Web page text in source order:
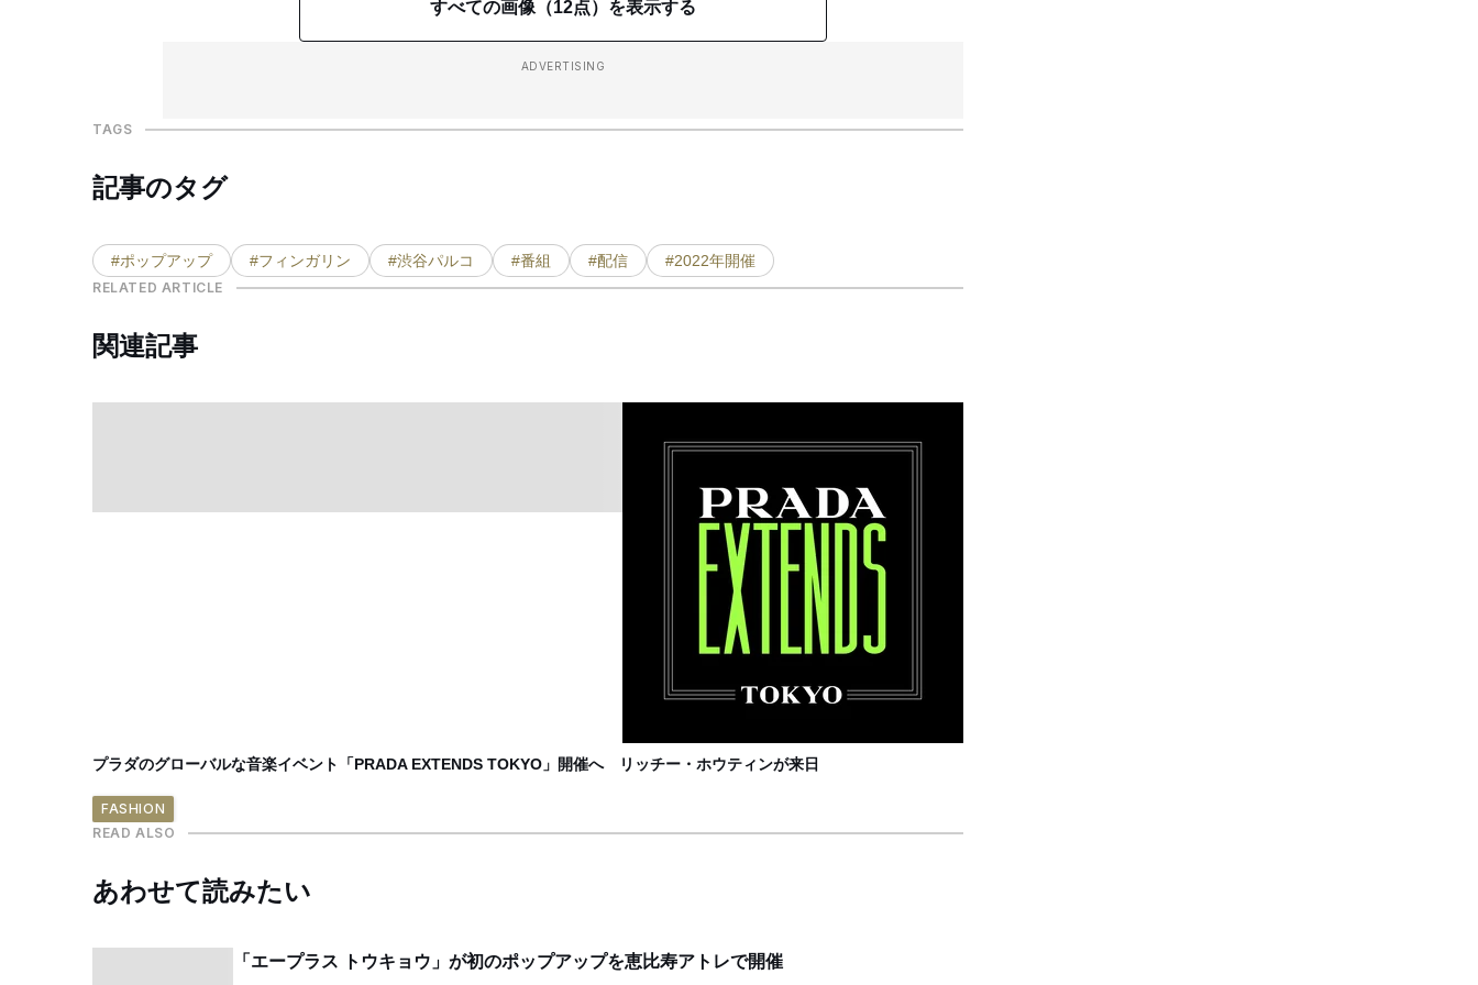
すべての画像（12点）を表示する
ADVERTISING
TAGS
記事のタグ
#ポップアップ #フィンガリン #渋谷パルコ #番組 #配信 #2022年開催
RELATED ARTICLE
関連記事
プラダのグローバルな音楽イベント「PRADA EXTENDS TOKYO」開催へ リッチー・ホウティンが来日
FASHION
READ ALSO
あわせて読みたい
「エープラス トウキョウ」が初のポップアップを恵比寿アトレで開催